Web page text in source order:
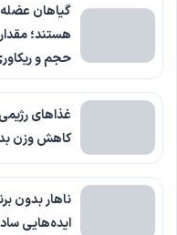
گیاهان عضله
هستند؛
حجم و
غذاهای
کاهش وزن
ناهار بدون
ایده‌هایی